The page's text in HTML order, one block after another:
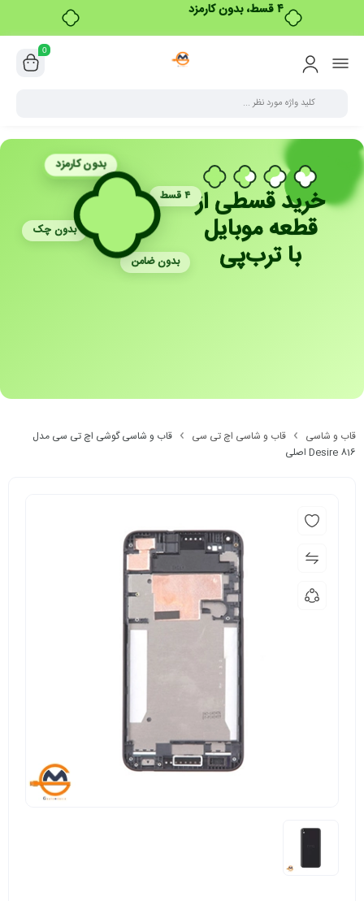
۴ قسط، بدون کارمزد
0
خرید قسطی از
قطعه موبایل
با ترب‌پی
بدون کارمزد
۴ قسط
بدون چک
بدون ضامن
قاب و شاسی قاب و شاسی اچ تی سی
قاب و شاسی گوشی اچ تی سی مدل
Desire 816 اصلی